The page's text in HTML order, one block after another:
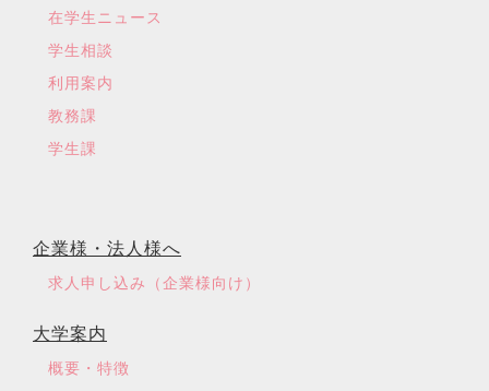
在学生ニュース
学生相談
利用案内
教務課
学生課
企業様・法人様へ
求人申し込み（企業様向け）
大学案内
概要・特徴